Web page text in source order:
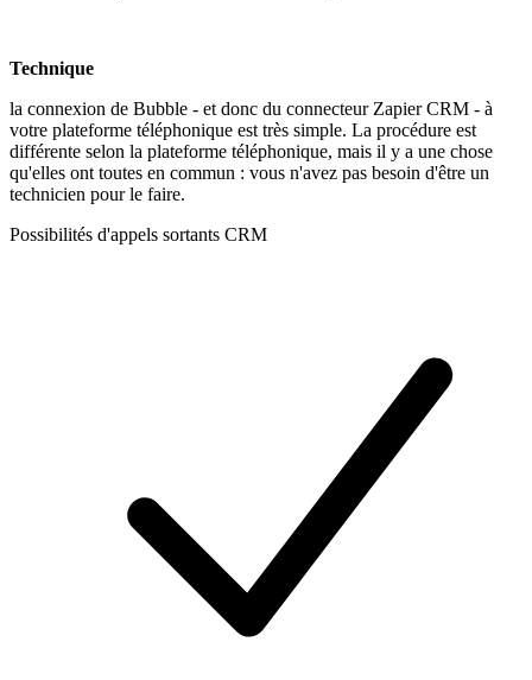
Technique
la connexion de Bubble - et donc du connecteur Zapier CRM - à
votre plateforme téléphonique est très simple. La procédure est
différente selon la plateforme téléphonique, mais il y a une chose
qu'elles ont toutes en commun : vous n'avez pas besoin d'être un
technicien pour le faire.
Possibilités d'appels sortants CRM